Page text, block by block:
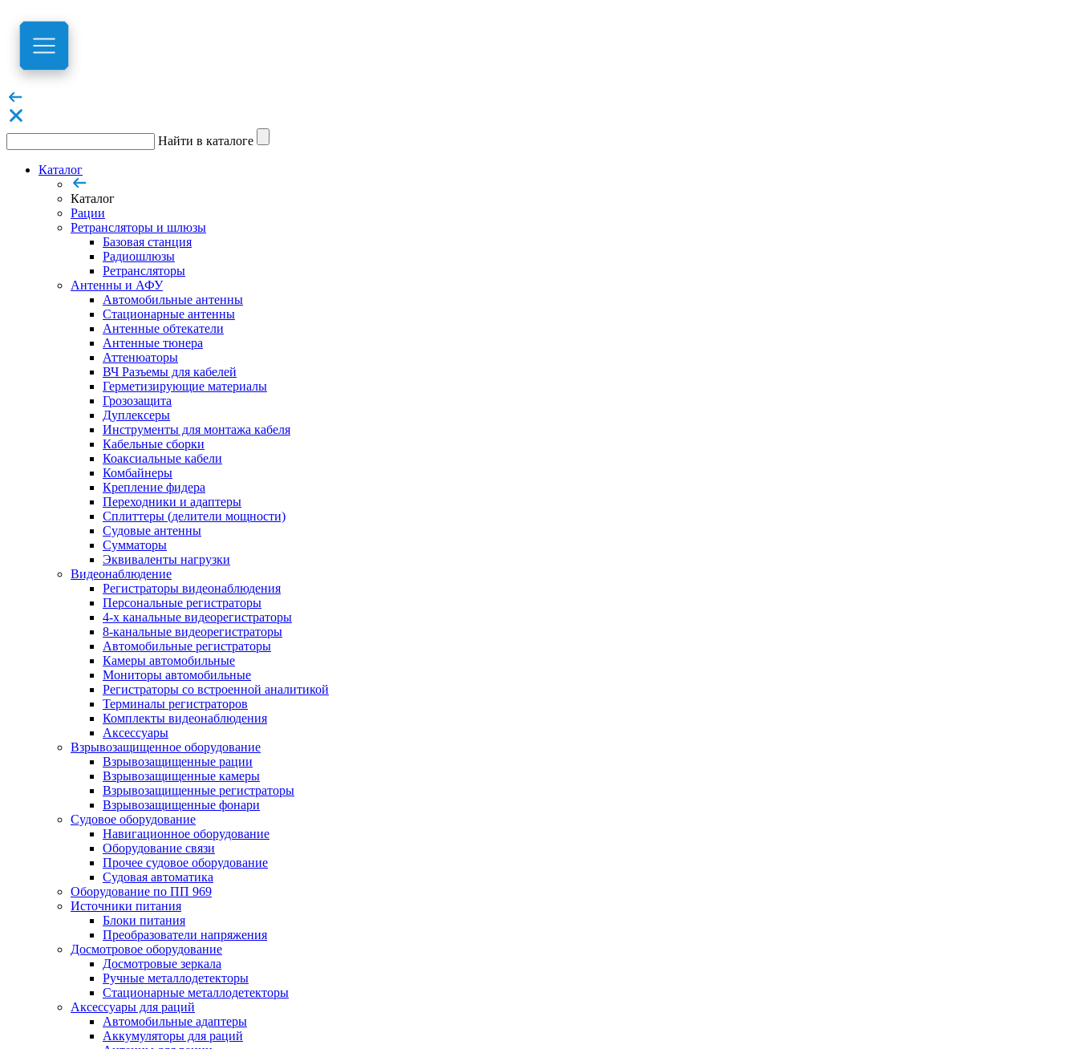
Найти в каталоге
Каталог
Каталог
Рации
Ретрансляторы и шлюзы
Базовая станция
Радиошлюзы
Ретрансляторы
Антенны и АФУ
Автомобильные антенны
Стационарные антенны
Антенные обтекатели
Антенные тюнера
Аттенюаторы
ВЧ Разъемы для кабелей
Герметизирующие материалы
Грозозащита
Дуплексеры
Инструменты для монтажа кабеля
Кабельные сборки
Коаксиальные кабели
Комбайнеры
Крепление фидера
Переходники и адаптеры
Сплиттеры (делители мощности)
Судовые антенны
Сумматоры
Эквиваленты нагрузки
Видеонаблюдение
Регистраторы видеонаблюдения
Персональные регистраторы
4-х канальные видеорегистраторы
8-канальные видеорегистраторы
Автомобильные регистраторы
Камеры автомобильные
Мониторы автомобильные
Регистраторы со встроенной аналитикой
Терминалы регистраторов
Комплекты видеонаблюдения
Аксессуары
Взрывозащищенное оборудование
Взрывозащищенные рации
Взрывозащищенные камеры
Взрывозащищенные регистраторы
Взрывозащищенные фонари
Судовое оборудование
Навигационное оборудование
Оборудование связи
Прочее судовое оборудование
Судовая автоматика
Оборудование по ПП 969
Источники питания
Блоки питания
Преобразователи напряжения
Досмотровое оборудование
Досмотровые зеркала
Ручные металлодетекторы
Стационарные металлодетекторы
Аксессуары для раций
Автомобильные адаптеры
Аккумуляторы для раций